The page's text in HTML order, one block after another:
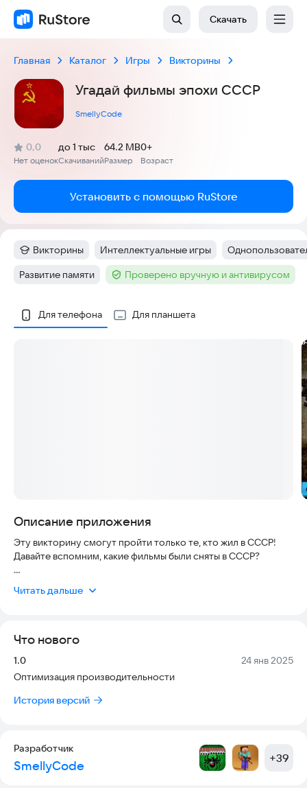
Скачать
Главная Каталог Игры Викторины
Угадай фильмы эпохи СССР
SmellyCode
Рейтинг:
0,0
(
Нет оценок
)
Скачиваний
до 1 тыс
Размер
64.2 MB
Возраст
0+
Установить с помощью RuStore
Категория:
Викторины Тег:
Интеллектуальные игры Тег:
Тег:
Развитие памяти Тег :Проверено вручную и антивирусом
Скриншоты
Для телефона Для планшета
Описание приложения
Эту викторину смогут пройти только те, кто жил в СССР!
Давайте вспомним, какие фильмы были сняты в СССР?
игры, как кроссворды, сканворды и другие словесные игры и
Читать дальше
Что нового
Версия:
1.0 Дата:
24 янв 2025
Оптимизация производительности
История версий
Разработчик
SmellyCode +39